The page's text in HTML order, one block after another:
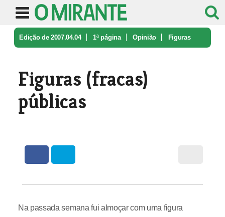
Edição de 2007.04.04 1ª página Opinião Figuras
Figuras (fracas)
públicas
Na passada semana fui almoçar com uma figura